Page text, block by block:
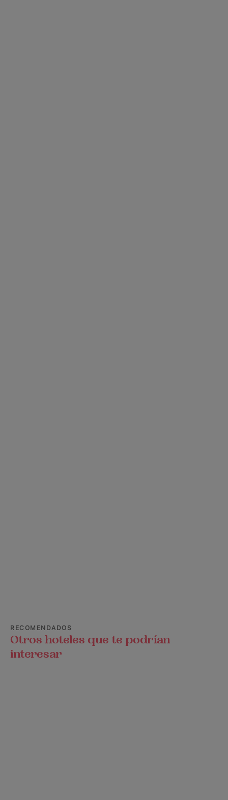
RECOMENDADOS
Otros hoteles que te podrían
interesar